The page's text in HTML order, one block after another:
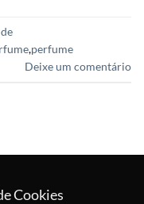
,perfume
Deixe um comentário
Cookies